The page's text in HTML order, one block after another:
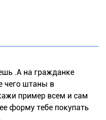
.А на гражданке
чего штаны в
пример всем и сам
форму тебе покупать